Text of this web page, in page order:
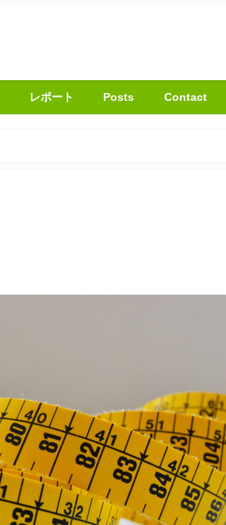
レポート Posts Contact